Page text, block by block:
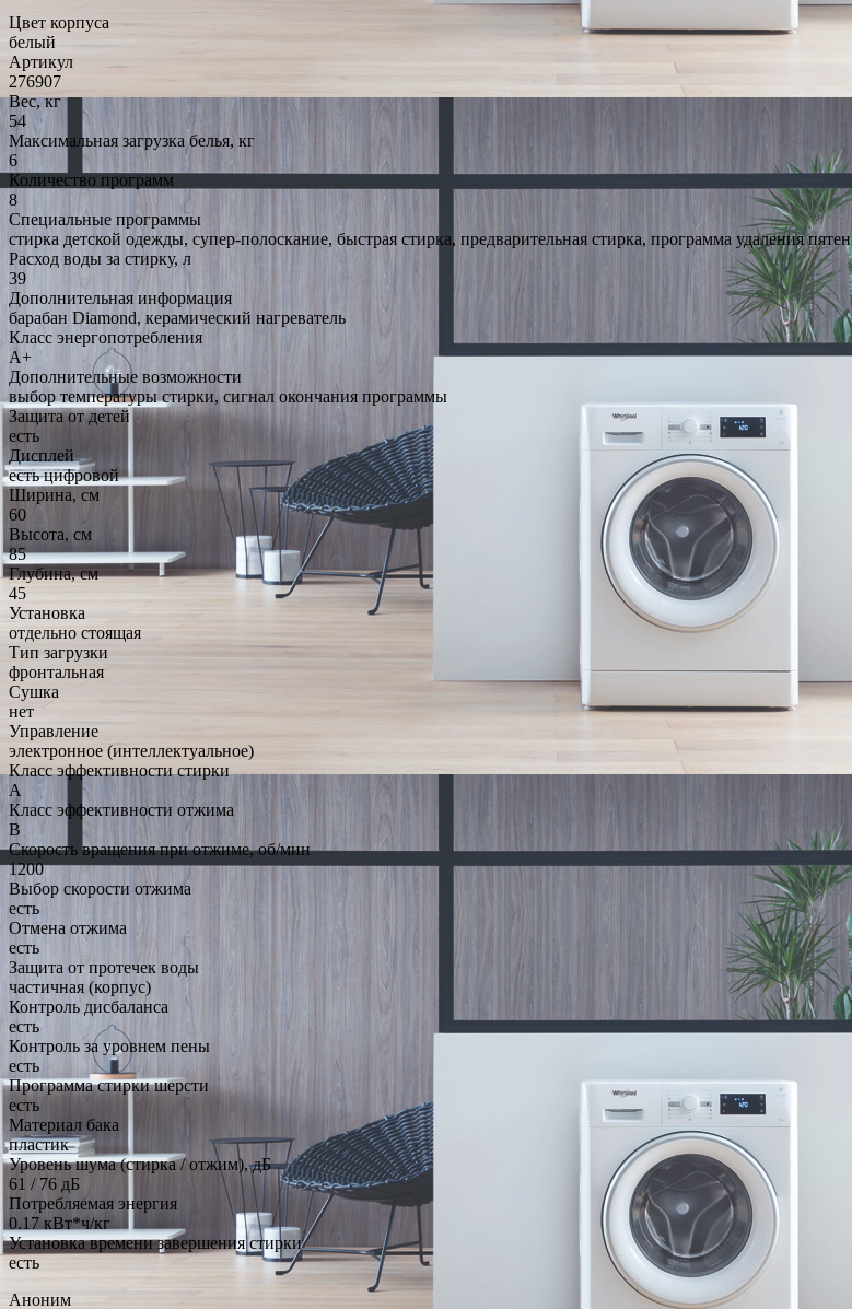
Цвет корпуса
белый
Артикул
276907
Вес, кг
54
Максимальная загрузка белья, кг
6
Количество программ
8
Специальные программы
стирка детской одежды, супер-полоскание, быстрая стирка, предварительная стирка, программа удаления пятен
Расход воды за стирку, л
39
Дополнительная информация
барабан Diamond, керамический нагреватель
Класс энергопотребления
A+
Дополнительные возможности
выбор температуры стирки, сигнал окончания программы
Защита от детей
есть
Дисплей
есть цифровой
Ширина, см
60
Высота, см
85
Глубина, см
45
Установка
отдельно стоящая
Тип загрузки
фронтальная
Сушка
нет
Управление
электронное (интеллектуальное)
Класс эффективности стирки
A
Класс эффективности отжима
B
Скорость вращения при отжиме, об/мин
1200
Выбор скорости отжима
есть
Отмена отжима
есть
Защита от протечек воды
частичная (корпус)
Контроль дисбаланса
есть
Контроль за уровнем пены
есть
Программа стирки шерсти
есть
Материал бака
пластик
Уровень шума (стирка / отжим), дБ
61 / 76 дБ
Потребляемая энергия
0.17 кВт*ч/кг
Установка времени завершения стирки
есть
Аноним